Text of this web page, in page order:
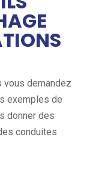
vous demandez
exemples de
donner des
conduites